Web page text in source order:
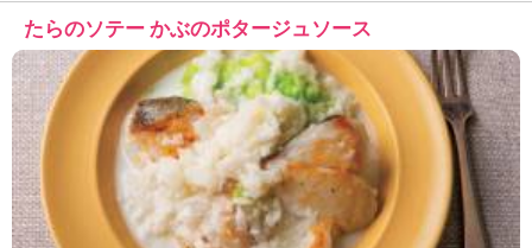
たらのソテー かぶのポタージュソース